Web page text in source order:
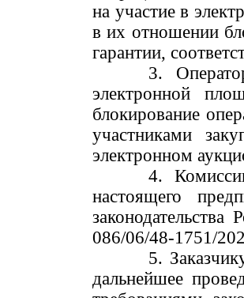
на участие в
в их отношении
гарантии,
электронной
блокирование
участниками
электронном
настоящего
086/06/48-1751/
дальнейшее